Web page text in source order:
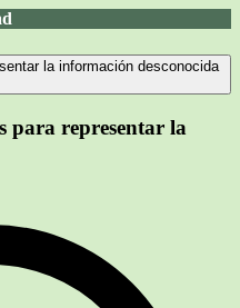
la información desconocida
para representar la